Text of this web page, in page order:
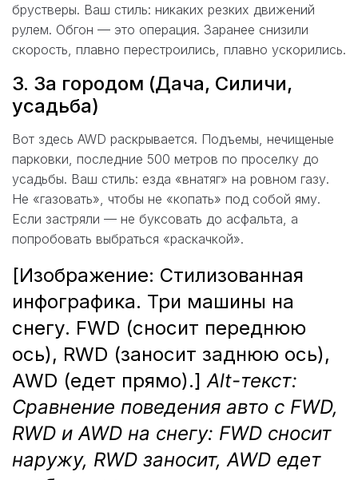
брустверы. Ваш стиль: никаких резких движений
рулем. Обгон — это операция. Заранее снизили
скорость, плавно перестроились, плавно ускорились.
3. За городом (Дача, Силичи,
усадьба)
Вот здесь AWD раскрывается. Подъемы, нечищеные
парковки, последние 500 метров по проселку до
усадьбы. Ваш стиль: езда «внатяг» на ровном газу.
Не «газовать», чтобы не «копать» под собой яму.
Если застряли — не буксовать до асфальта, а
попробовать выбраться «раскачкой».
[Изображение: Стилизованная
инфографика. Три машины на
снегу. FWD (сносит переднюю
ось), RWD (заносит заднюю ось),
AWD (едет прямо).]Alt-текст:
Сравнение поведения авто с FWD,
RWD и AWD на снегу: FWD сносит
наружу, RWD заносит, AWD едет